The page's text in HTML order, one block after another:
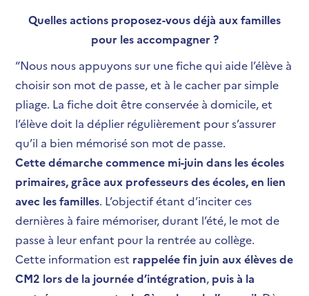
Quelles actions proposez-vous déjà aux familles
pour les accompagner ?
“Nous nous appuyons sur une fiche qui aide l’élève à
choisir son mot de passe, et à le cacher par simple
pliage. La fiche doit être conservée à domicile, et
l’élève doit la déplier régulièrement pour s’assurer
qu’il a bien mémorisé son mot de passe.
Cette démarche commence mi-juin dans les écoles
primaires, grâce aux professeurs des écoles, en lien
avec les familles. L’objectif étant d’inciter ces
dernières à faire mémoriser, durant l’été, le mot de
passe à leur enfant pour la rentrée au collège.
Cette information est rappelée fin juin aux élèves de
CM2 lors de la journée d’intégration, puis à la